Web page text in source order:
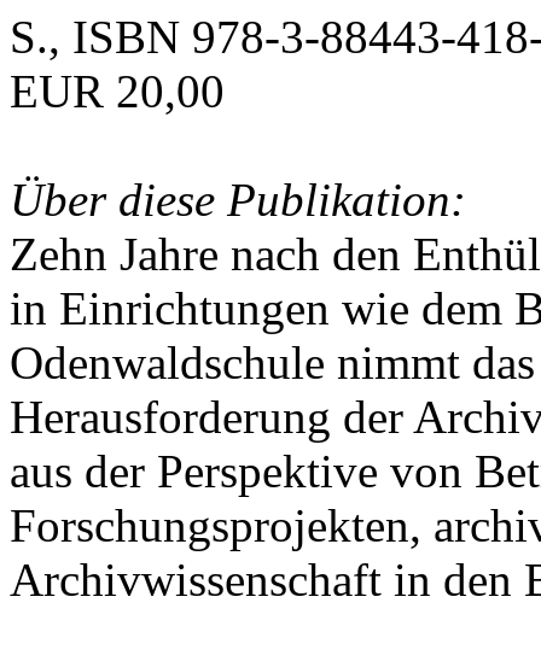
S., ISBN 978-3-88443-
EUR 20,00
Über diese Publikation:
Zehn Jahre nach den
in Einrichtungen wie dem
Odenwaldschule nimmt
Herausforderung der
aus der Perspektive von
Forschungsprojekten,
Archivwissenschaft in den